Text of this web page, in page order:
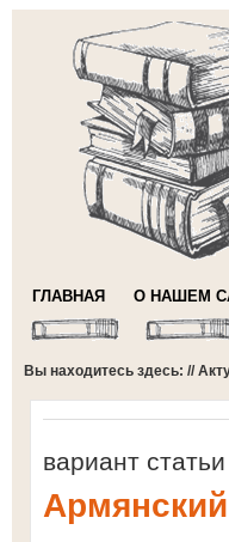
ГЛАВНАЯ О НАШЕМ
Вы находитесь здесь: //
вариант статьи